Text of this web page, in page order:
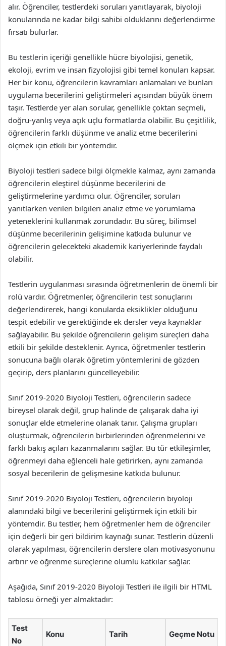
alır. Öğrenciler, testlerdeki soruları yanıtlayarak, biyoloji
konularında ne kadar bilgi sahibi olduklarını değerlendirme
fırsatı bulurlar.
Bu testlerin içeriği genellikle hücre biyolojisi, genetik,
ekoloji, evrim ve insan fizyolojisi gibi temel konuları kapsar.
Her bir konu, öğrencilerin kavramları anlamaları ve bunları
uygulama becerilerini geliştirmeleri açısından büyük önem
taşır. Testlerde yer alan sorular, genellikle çoktan seçmeli,
doğru-yanlış veya açık uçlu formatlarda olabilir. Bu çeşitlilik,
öğrencilerin farklı düşünme ve analiz etme becerilerini
ölçmek için etkili bir yöntemdir.
Biyoloji testleri sadece bilgi ölçmekle kalmaz, aynı zamanda
öğrencilerin eleştirel düşünme becerilerini de
geliştirmelerine yardımcı olur. Öğrenciler, soruları
yanıtlarken verilen bilgileri analiz etme ve yorumlama
yeteneklerini kullanmak zorundadır. Bu süreç, bilimsel
düşünme becerilerinin gelişimine katkıda bulunur ve
öğrencilerin gelecekteki akademik kariyerlerinde faydalı
olabilir.
Testlerin uygulanması sırasında öğretmenlerin de önemli bir
rolü vardır. Öğretmenler, öğrencilerin test sonuçlarını
değerlendirerek, hangi konularda eksiklikler olduğunu
tespit edebilir ve gerektiğinde ek dersler veya kaynaklar
sağlayabilir. Bu şekilde öğrencilerin gelişim süreçleri daha
etkili bir şekilde desteklenir. Ayrıca, öğretmenler testlerin
sonucuna bağlı olarak öğretim yöntemlerini de gözden
geçirip, ders planlarını güncelleyebilir.
Sınıf 2019-2020 Biyoloji Testleri, öğrencilerin sadece
bireysel olarak değil, grup halinde de çalışarak daha iyi
sonuçlar elde etmelerine olanak tanır. Çalışma grupları
oluşturmak, öğrencilerin birbirlerinden öğrenmelerini ve
farklı bakış açıları kazanmalarını sağlar. Bu tür etkileşimler,
öğrenmeyi daha eğlenceli hale getirirken, aynı zamanda
sosyal becerilerin de gelişmesine katkıda bulunur.
Sınıf 2019-2020 Biyoloji Testleri, öğrencilerin biyoloji
alanındaki bilgi ve becerilerini geliştirmek için etkili bir
yöntemdir. Bu testler, hem öğretmenler hem de öğrenciler
için değerli bir geri bildirim kaynağı sunar. Testlerin düzenli
olarak yapılması, öğrencilerin derslere olan motivasyonunu
artırır ve öğrenme süreçlerine olumlu katkılar sağlar.
Aşağıda, Sınıf 2019-2020 Biyoloji Testleri ile ilgili bir HTML
tablosu örneği yer almaktadır:
Test
No
Konu Tarih Geçme Notu